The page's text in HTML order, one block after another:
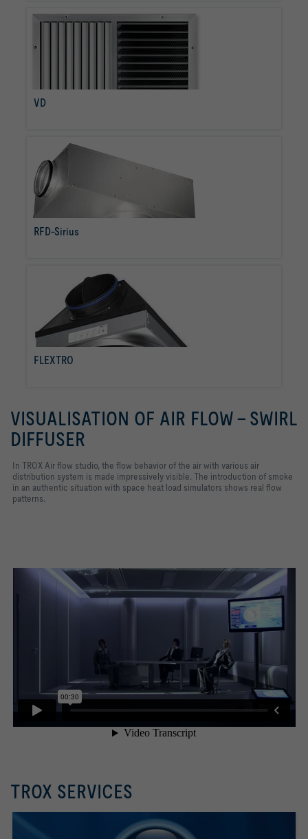
VD
RFD-Sirius
FLEXTRO
VISUALISATION OF AIR FLOW - SWIRL
DIFFUSER
In TROX Air flow studio, the flow behavior of the air with various air
distribution system is made impressively visible. The introduction of smoke
in an authentic situation with space heat load simulators shows real flow
patterns.
TROX SERVICES